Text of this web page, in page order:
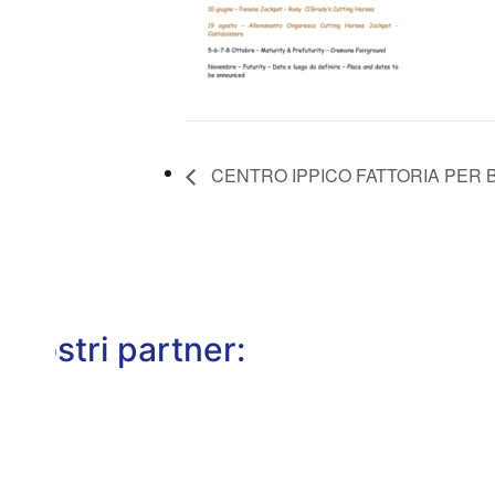
CENTRO IPPICO FATTORIA PER
I nostri partner: